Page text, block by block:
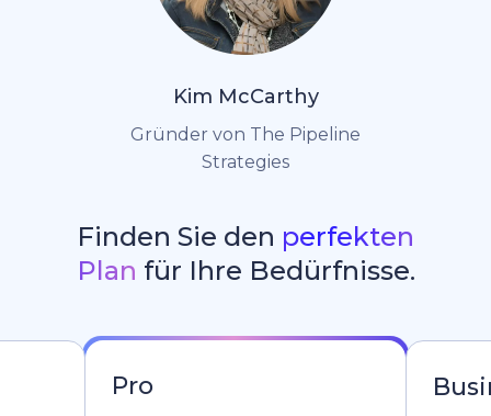
Kim McCarthy
Gründer von The Pipeline
Strategies
Finden Sie den perfekten
Plan für Ihre Bedürfnisse.
Pro